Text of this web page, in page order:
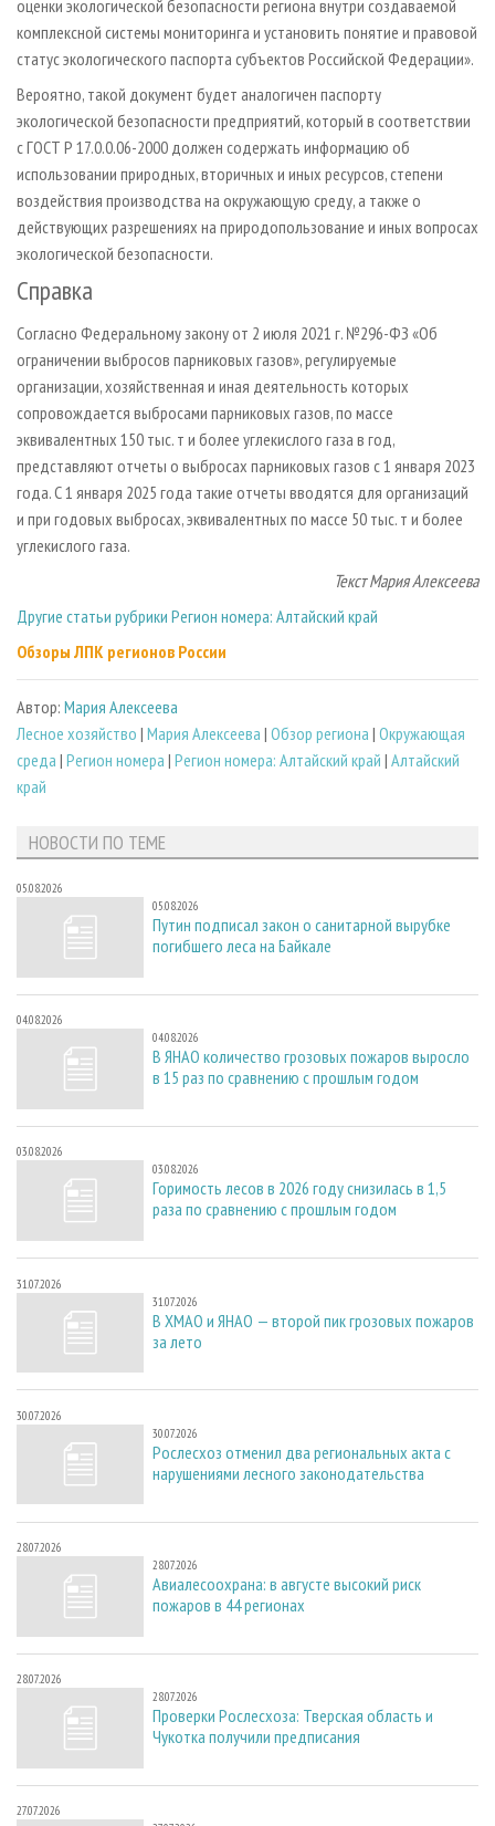
оценки экологической безопасности региона внутри создаваемой
комплексной системы мониторинга и установить понятие и правовой
статус экологического паспорта субъектов Российской Федерации».
Вероятно, такой документ будет аналогичен паспорту
экологической безопасности предприятий, который в соответствии
с ГОСТ Р 17.0.0.06-2000 должен содержать информацию об
использовании природных, вторичных и иных ресурсов, степени
воздействия производства на окружающую среду, а также о
действующих разрешениях на природопользование и иных вопросах
экологической безопасности.
Справка
Согласно Федеральному закону от 2 июля 2021 г. №296-ФЗ «Об
ограничении выбросов парниковых газов», регулируемые
организации, хозяйственная и иная деятельность которых
сопровождается выбросами парниковых газов, по массе
эквивалентных 150 тыс. т и более углекислого газа в год,
представляют отчеты о выбросах парниковых газов с 1 января 2023
года. С 1 января 2025 года такие отчеты вводятся для организаций
и при годовых выбросах, эквивалентных по массе 50 тыс. т и более
углекислого газа.
Текст Мария Алексеева
Другие статьи рубрики Регион номера: Алтайский край
Обзоры ЛПК регионов России
Автор: Мария Алексеева
Лесное хозяйство | Мария Алексеева | Обзор региона | Окружающая
среда | Регион номера | Регион номера: Алтайский край | Алтайский
край
НОВОСТИ ПО ТЕМЕ
05.08.2026
05.08.2026
Путин подписал закон о санитарной вырубке
погибшего леса на Байкале
04.08.2026
04.08.2026
В ЯНАО количество грозовых пожаров выросло
в 15 раз по сравнению с прошлым годом
03.08.2026
03.08.2026
Горимость лесов в 2026 году снизилась в 1,5
раза по сравнению с прошлым годом
31.07.2026
31.07.2026
В ХМАО и ЯНАО — второй пик грозовых пожаров
за лето
30.07.2026
30.07.2026
Рослесхоз отменил два региональных акта с
нарушениями лесного законодательства
28.07.2026
28.07.2026
Авиалесоохрана: в августе высокий риск
пожаров в 44 регионах
28.07.2026
28.07.2026
Проверки Рослесхоза: Тверская область и
Чукотка получили предписания
27.07.2026